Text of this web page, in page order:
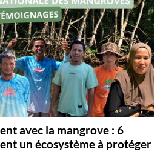
avec la mangrove : 6
un écosystème à protéger